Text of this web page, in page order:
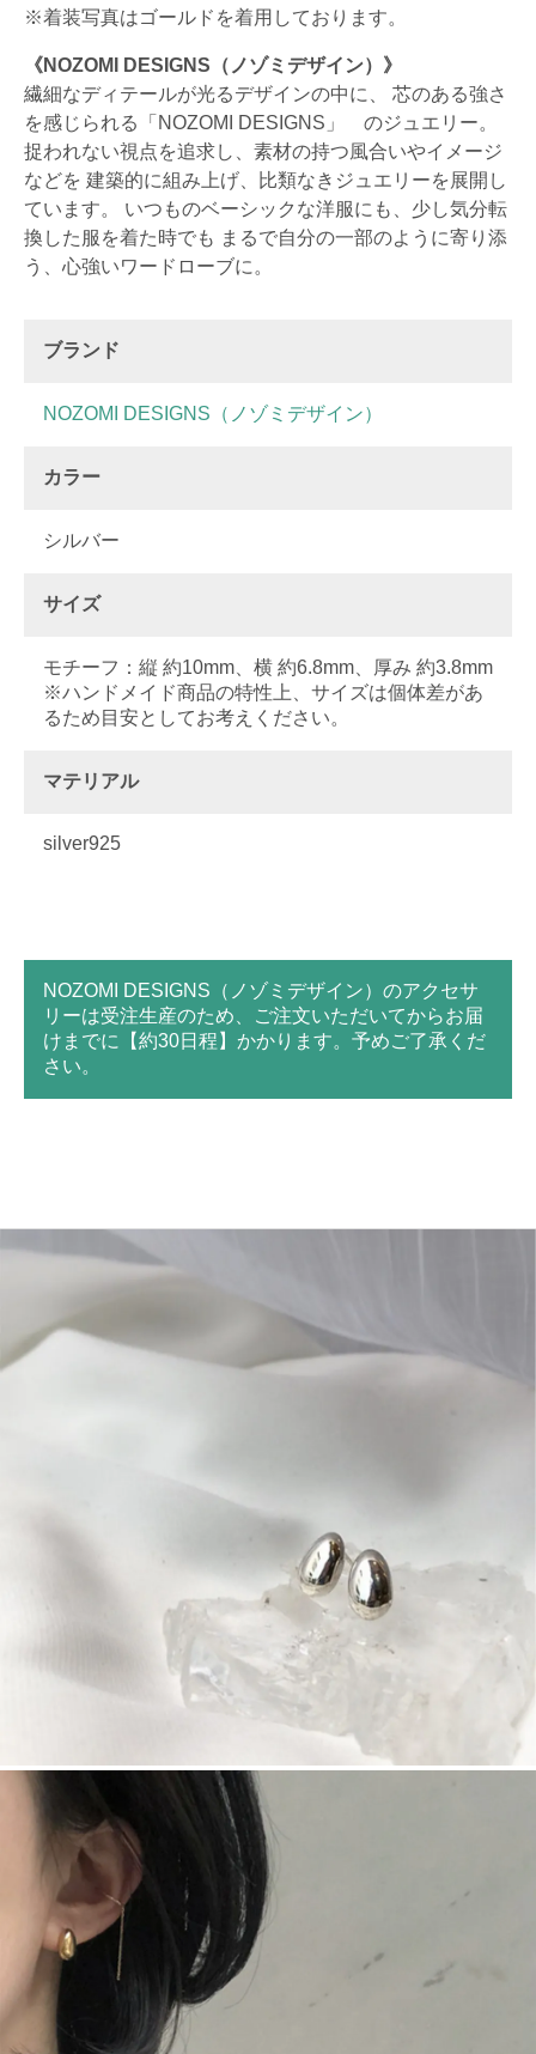
※着装写真はゴールドを着用しております。
《NOZOMI DESIGNS（ノゾミデザイン）》
繊細なディテールが光るデザインの中に、 芯のある強さ
を感じられる「NOZOMI DESIGNS」 のジュエリー。
捉われない視点を追求し、素材の持つ風合いやイメージ
などを 建築的に組み上げ、比類なきジュエリーを展開し
ています。 いつものベーシックな洋服にも、少し気分転
換した服を着た時でも まるで自分の一部のように寄り添
う、心強いワードローブに。
ブランド
NOZOMI DESIGNS（ノゾミデザイン）
カラー
シルバー
サイズ
モチーフ：縦 約10mm、横 約6.8mm、厚み 約3.8mm
※ハンドメイド商品の特性上、サイズは個体差があ
るため目安としてお考えください。
マテリアル
silver925
NOZOMI DESIGNS（ノゾミデザイン）のアクセサ
リーは受注生産のため、ご注文いただいてからお届
けまでに【約30日程】かかります。予めご了承くだ
さい。